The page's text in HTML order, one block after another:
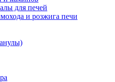
для печей
и розжига печи